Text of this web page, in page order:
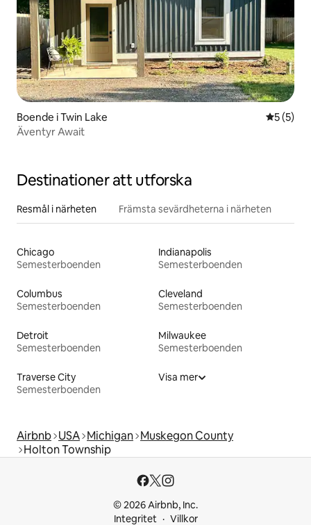
Boende i Twin Lake 5 av 5 i
5 (5)
Äventyr Await
Destinationer att utforska
Resmål i närheten Främsta sevärdheterna i närheten
Chicago
Semesterboenden
Indianapolis
Semesterboenden
Columbus
Semesterboenden
Cleveland
Semesterboenden
Detroit
Semesterboenden
Milwaukee
Semesterboenden
Traverse City
Semesterboenden
Visa mer
Airbnb USA Michigan Muskegon County
Holton Township
© 2026 Airbnb, Inc.
Integritet
Villkor